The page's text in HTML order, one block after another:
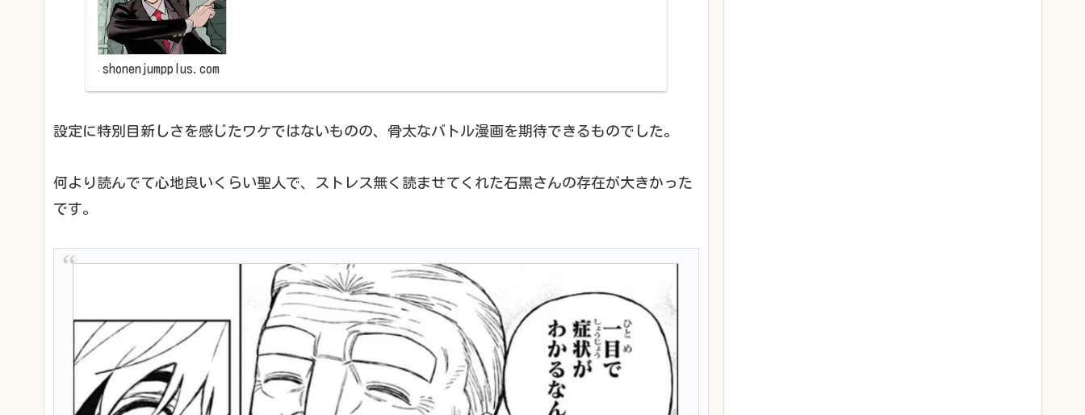
shonenjumpplus.com
設定に特別目新しさを感じたワケではないものの、骨太なバトル漫画を期待できるものでした。
何より読んでて心地良いくらい聖人で、ストレス無く読ませてくれた石黒さんの存在が大きかった
です。